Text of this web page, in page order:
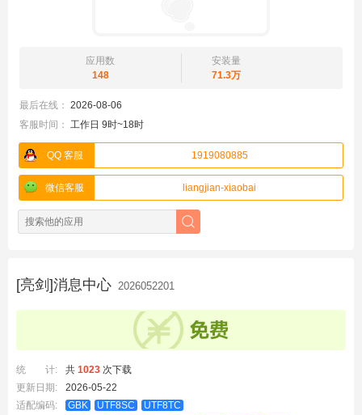
应用数
148
安装量
71.3万
最后在线： 2026-08-06
客服时间： 工作日 9时~18时
QQ 客服 1919080885
微信客服 liangjian-xiaobai
[亮剑]消息中心 2026052201
统 计: 共 1023 次下载
更新日期:
2026-05-22
适配编码:
GBK UTF8SC
UTF8TC